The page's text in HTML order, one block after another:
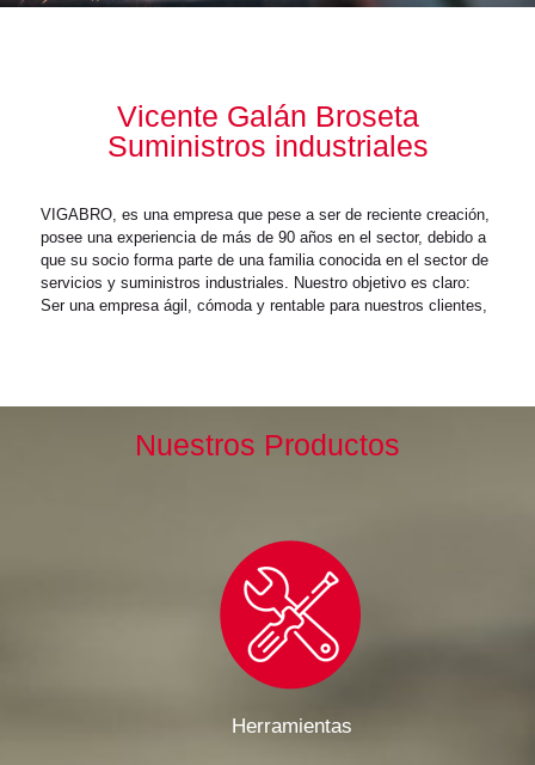
Vicente Galán Broseta
Suministros industriales
VIGABRO, es una empresa que pese a ser de reciente creación,
posee una experiencia de más de 90 años en el sector, debido a
que su socio forma parte de una familia conocida en el sector de
servicios y suministros industriales. Nuestro objetivo es claro:
Ser una empresa ágil, cómoda y rentable para nuestros clientes,
Nuestros Productos
Herramientas